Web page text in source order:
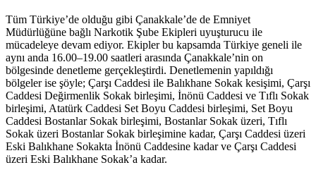
Tüm Türkiye’de olduğu gibi Çanakkale’de de Emniyet
Müdürlüğüne bağlı Narkotik Şube Ekipleri uyuşturucu ile
mücadeleye devam ediyor. Ekipler bu kapsamda Türkiye geneli ile
aynı anda 16.00–19.00 saatleri arasında Çanakkale’nin on
bölgesinde denetleme gerçekleştirdi. Denetlemenin yapıldığı
bölgeler ise şöyle; Çarşı Caddesi ile Balıkhane Sokak kesişimi, Çarşı
Caddesi Değirmenlik Sokak birleşimi, İnönü Caddesi ve Tıflı Sokak
birleşimi, Atatürk Caddesi Set Boyu Caddesi birleşimi, Set Boyu
Caddesi Bostanlar Sokak birleşimi, Bostanlar Sokak üzeri, Tıflı
Sokak üzeri Bostanlar Sokak birleşimine kadar, Çarşı Caddesi üzeri
Eski Balıkhane Sokakta İnönü Caddesine kadar ve Çarşı Caddesi
üzeri Eski Balıkhane Sokak’a kadar.